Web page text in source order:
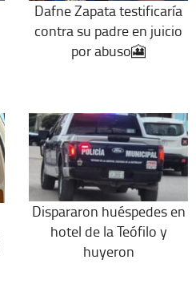
Dafne Zapata testificaría
contra su padre en juicio
por abuso🎦
Dispararon huéspedes en
hotel de la Teófilo y
huyeron